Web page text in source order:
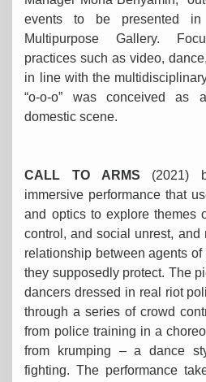
events to be presented in
Multipurpose Gallery.
practices such as video,
in line with the
“o-o-o” was conceived as
domestic scene.
CALL TO ARMS (2021)
immersive performance that
and optics to explore themes
control, and social unrest, and
relationship between agents
they supposedly protect. The
dancers dressed in real riot
through a series of crowd
from police training in a
from krumping – a dance
fighting. The performance